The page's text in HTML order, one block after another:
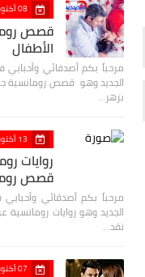
08 أكتوبر 2018
قصص
الأطفال
الجديد وهو قصص رومانسية
بزهر…
13 أكتوبر 2018
روايات
قصص
الجديد وهو روايات
نقد…
07 أكتوبر 2018